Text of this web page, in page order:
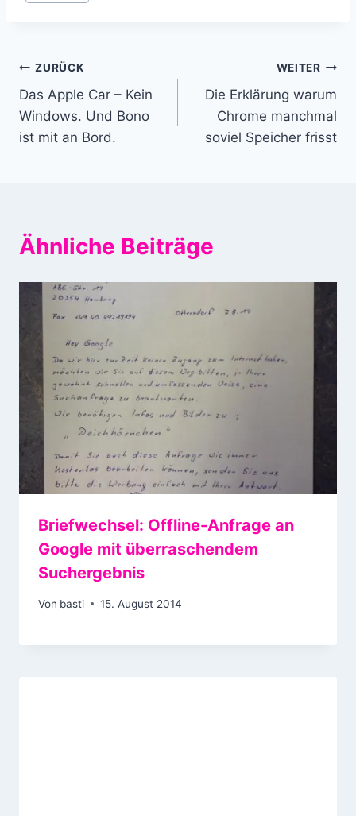
Beitragsnavigation
ZURÜCK
Das Apple Car – Kein
Windows. Und Bono
ist mit an Bord.
WEITER
Die Erklärung warum
Chrome manchmal
soviel Speicher frisst
Ähnliche Beiträge
Briefwechsel: Offline-Anfrage an
Google mit überraschendem
Suchergebnis
Von basti 15. August 2014